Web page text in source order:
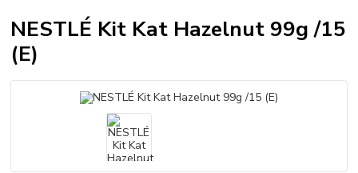
NESTLÉ Kit Kat Hazelnut 99g /15
(E)